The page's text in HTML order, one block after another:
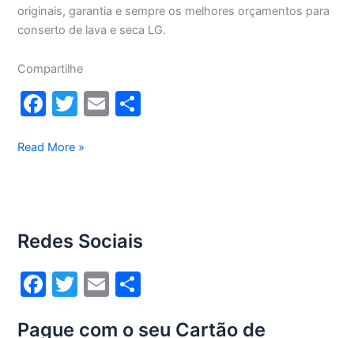
originais, garantia e sempre os melhores orçamentos para
conserto de lava e seca LG.
Compartilhe
F
c
o
o
k
T
itt
E
Conserto
13Kg
Read More »
Redes Sociais
F
T
E
Pague com o seu Cartão de